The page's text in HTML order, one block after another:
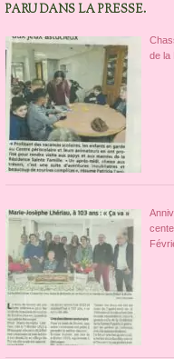
PARU DANS LA PRESSE.
de la